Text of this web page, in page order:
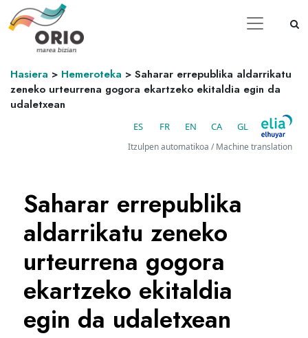
Hasiera > Hemeroteka > Saharar errepublika aldarrikatu
zeneko urteurrena gogora ekartzeko ekitaldia egin da
udaletxean
ES FR EN CA GL
Itzulpen automatikoa / Machine translation
Saharar errepublika
aldarrikatu zeneko
urteurrena gogora
ekartzeko ekitaldia
egin da udaletxean